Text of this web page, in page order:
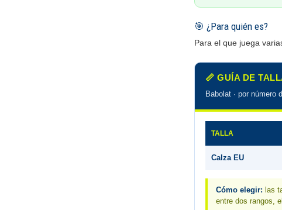
🎯 ¿Para quién es?
Para el que juega
📏 GUÍA DE
Babolat · por número
TALLA
Calza EU
Cómo elegir: las
entre dos rangos,